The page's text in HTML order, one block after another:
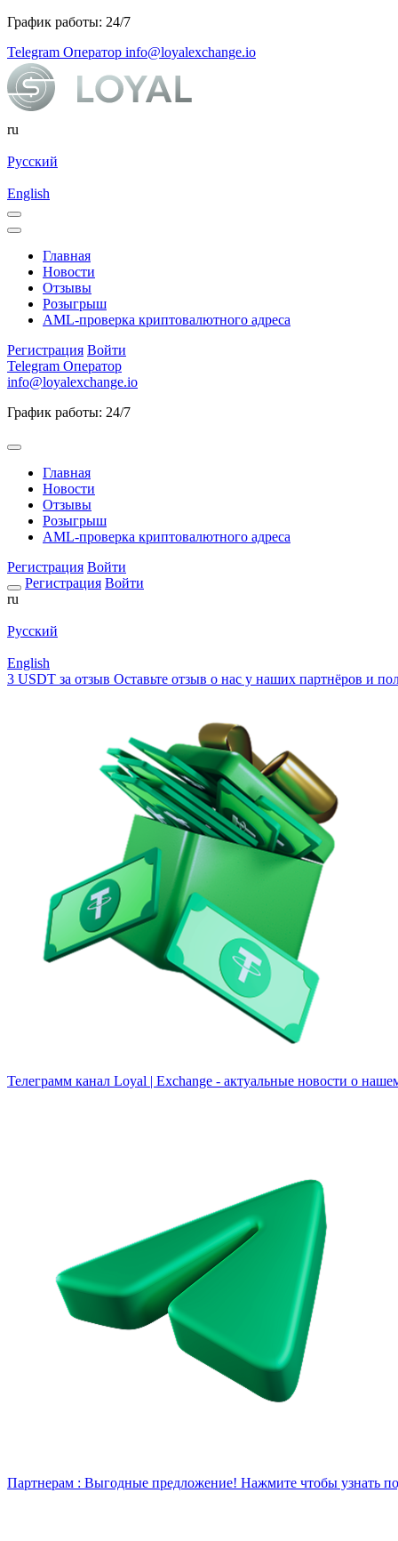
График работы: 24/7
Telegram Оператор info@loyalexchange.io
ru
Русский
English
Главная
Новости
Отзывы
Розыгрыш
AML-проверка криптовалютного адреса
Регистрация Войти
Telegram Оператор
info@loyalexchange.io
График работы: 24/7
Главная
Новости
Отзывы
Розыгрыш
AML-проверка криптовалютного адреса
Регистрация Войти
Регистрация Войти
ru
Русский
English
3 USDT за отзыв Оставьте отзыв о нас у наших партнёров и
Телеграмм канал Loyal | Exchange - актуальные новости о
Партнерам : Выгодные предложение! Нажмите чтобы узнать